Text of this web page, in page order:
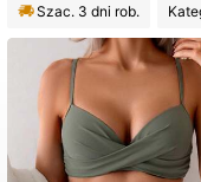
Szac. 3 dni rob.